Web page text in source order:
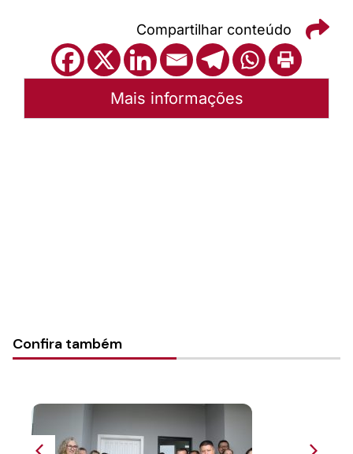
Compartilhar conteúdo
Mais informações
Confira também